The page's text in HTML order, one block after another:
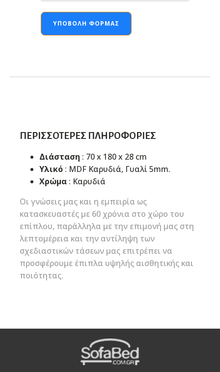
ΥΠΟΒΟΛΉ ΦΌΡΜΑΣ
ΠΕΡΙΣΣΌΤΕΡΕΣ ΠΛΗΡΟΦΟΡΊΕΣ
Διάσταση : 70 x 180 x 28 cm
Υλικό : MDF Καρυδιά, Γυαλί 5mm.
Χρώμα : Καρυδιά
Οι γνώσεις μας και η εμπειρία ως
κατασκευαστές με 60 χρόνια στο χώρο του
επίπλου, παράλληλα με την επιμονή μας στη
λεπτομέρεια και την αντίληψη των
σχεδιαστικών τάσεων μας επιτρέπει να
προσφέρουμε έπιπλα υψηλής αισθητικής και
ποιότητας.